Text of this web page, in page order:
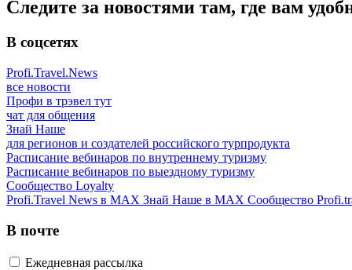
Следите за новостями там, где вам
В соцсетях
Profi.Travel.News
все новости
Профи в трэвел тут
чат для общения
Знай Наше
для регионов и создателей российского турпродукта
Расписание вебинаров по внутреннему туризму
Расписание вебинаров по выездному туризму
Сообщество Loyalty
Profi.Travel News в MAX Знай Наше в MAX Сообщество
В почте
Ежедневная рассылка